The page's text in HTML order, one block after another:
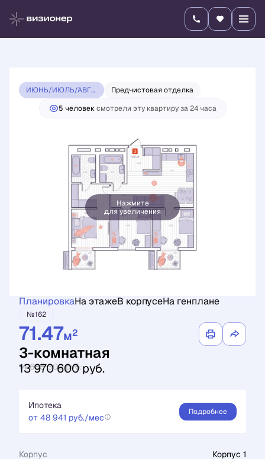
3-комнатная 14 685 300 руб.
13 970 600 руб.
Ипотека от 48 941 руб./мес.
ИЮНЬ/ИЮЛЬ/АВГУСТ 2026 ВИЗИОНЕР
Предчистовая отделка
5 человексмотрели эту квартиру за 24 часа
Нажмите
для увеличения
ПланировкаНа этажеВ корпусеНа генплане
№162
71.47м2
3-комнатная
14 685 300 руб.
13 970 600 руб.
Ипотека
от 48 941 руб./мес
Подробнее
Корпус
Корпус 1